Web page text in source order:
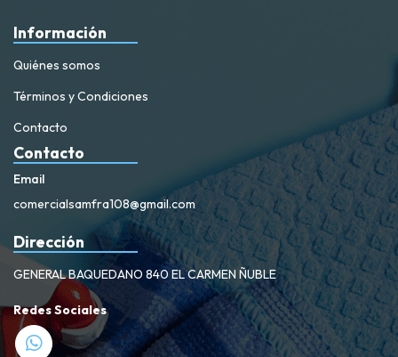
Información
Quiénes somos
Términos y Condiciones
Contacto
Contacto
Email
comercialsamfra108@gmail.com
Dirección
GENERAL BAQUEDANO 840 EL CARMEN ÑUBLE
Redes Sociales